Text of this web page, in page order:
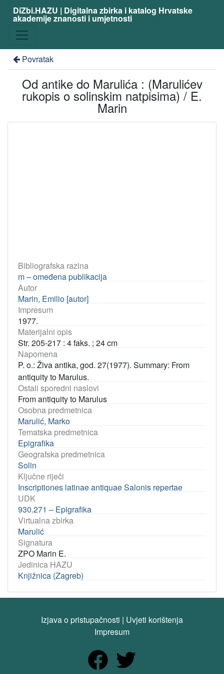
DiZbi.HAZU | Digitalna zbirka i katalog Hrvatske
akademije znanosti i umjetnosti
Povratak
Od antike do Marulića : (Marulićev
rukopis o solinskim natpisima) / E.
Marin
Bibliografska razina
m – omeđena publikacija
Autor
Marin, Emilio [autor]
Impresum
1977.
Materijalni opis
Str. 205-217 : 4 faks. ; 24 cm
Napomena
P. o.: Živa antika, god. 27(1977). Summary: From
antiquity to Marulus.
Ostali sporedni naslovi
From antiquity to Marulus
Osobna predmetnica
Marulić, Marko
Tematska predmetnica
Epigrafika
Geografska predmetnica
Solin
Ključne riječi
Inscriptiones latinae antiquae Salonis repertae
UDK
930.271 – Epigrafika
Virtualna zbirka
Marulić
Signatura
ZPO Marin E.
Jedinica HAZU
Knjižnica (Zagreb)
Izjava o pristupačnosti | Uvjeti korištenja
Impresum